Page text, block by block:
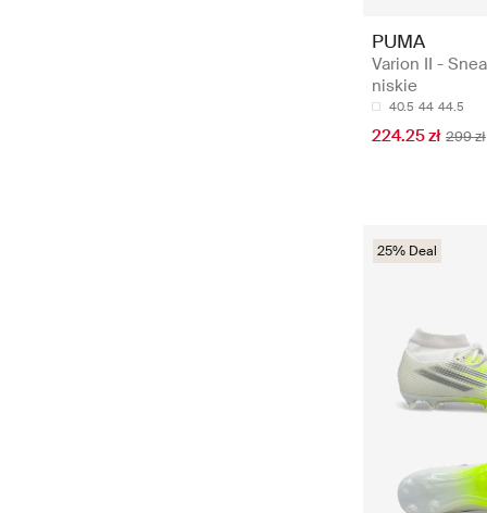
PUMA
Varion II -
niskie
40.5 44 44.5
224.25 zł 299 zł
25% Deal